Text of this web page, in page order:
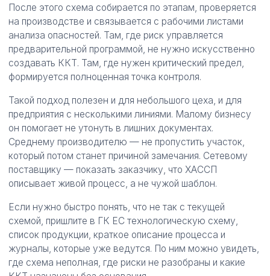
После этого схема собирается по этапам, проверяется
на производстве и связывается с рабочими листами
анализа опасностей. Там, где риск управляется
предварительной программой, не нужно искусственно
создавать ККТ. Там, где нужен критический предел,
формируется полноценная точка контроля.
Такой подход полезен и для небольшого цеха, и для
предприятия с несколькими линиями. Малому бизнесу
он помогает не утонуть в лишних документах.
Среднему производителю — не пропустить участок,
который потом станет причиной замечания. Сетевому
поставщику — показать заказчику, что ХАССП
описывает живой процесс, а не чужой шаблон.
Если нужно быстро понять, что не так с текущей
схемой, пришлите в ГК ЕС технологическую схему,
список продукции, краткое описание процесса и
журналы, которые уже ведутся. По ним можно увидеть,
где схема неполная, где риски не разобраны и какие